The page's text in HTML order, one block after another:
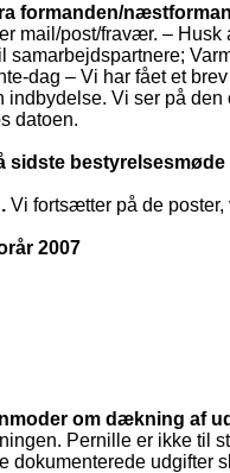
formanden/
mail/post/fravær. –
samarbejdspartnere;
dag – Vi har fået et
indbydelse. Vi ser på
datoen.
sidste
Vi fortsætter på de poster,
2007
om dækning af
Pernille er ikke til
dokumenterede udgifter